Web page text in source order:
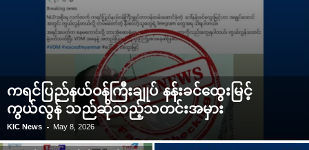
ကရင်ပြည်နယ်ဝန်ကြီးချုပ် နန်းခင်ထွေးမြင့်
ကွယ်လွန် သည်ဆိုသည့်သတင်းအမှား
KIC News - May 8, 2026